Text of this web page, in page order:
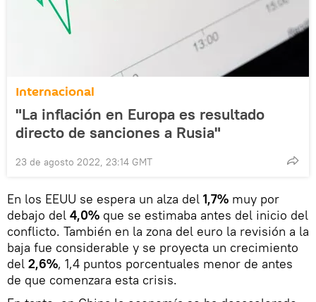
Internacional
"La inflación en Europa es resultado
directo de sanciones a Rusia"
23 de agosto 2022, 23:14 GMT
En los EEUU se espera un alza del 1,7% muy por
debajo del 4,0% que se estimaba antes del inicio del
conflicto. También en la zona del euro la revisión a la
baja fue considerable y se proyecta un crecimiento
del 2,6%, 1,4 puntos porcentuales menor de antes
de que comenzara esta crisis.